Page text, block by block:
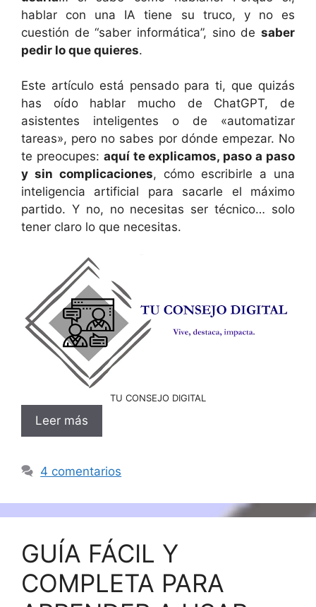
hablar con una IA tiene su truco, y no es
cuestión de “saber informática”, sino de saber
pedir lo que quieres.
Este artículo está pensado para ti, que quizás
has oído hablar mucho de ChatGPT, de
asistentes inteligentes o de «automatizar
tareas», pero no sabes por dónde empezar. No
te preocupes: aquí te explicamos, paso a paso
y sin complicaciones, cómo escribirle a una
inteligencia artificial para sacarle el máximo
partido. Y no, no necesitas ser técnico… solo
tener claro lo que necesitas.
TU CONSEJO DIGITAL
Leer más
4 comentarios
GUÍA FÁCIL Y
COMPLETA PARA